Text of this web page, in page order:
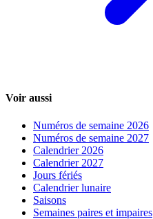
Voir aussi
Numéros de semaine 2026
Numéros de semaine 2027
Calendrier 2026
Calendrier 2027
Jours fériés
Calendrier lunaire
Saisons
Semaines paires et impaires